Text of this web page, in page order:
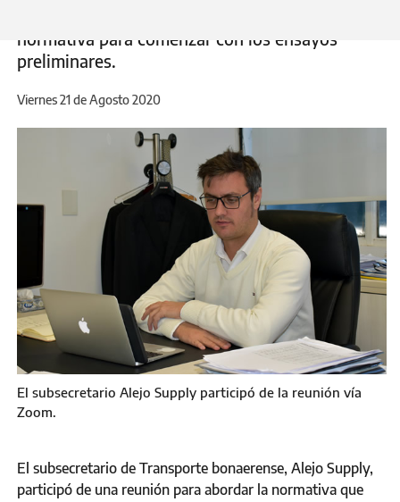
normativa para comenzar con los ensayos
preliminares.
Viernes 21 de Agosto 2020
El subsecretario Alejo Supply participó de la reunión vía
Zoom.
El subsecretario de Transporte bonaerense, Alejo Supply,
participó de una reunión para abordar la normativa que